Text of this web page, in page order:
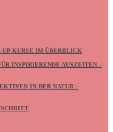
KURSE IM ÜBERBLICK
INSPIRIERENDE AUSZEITEN –
IN DER NATUR –